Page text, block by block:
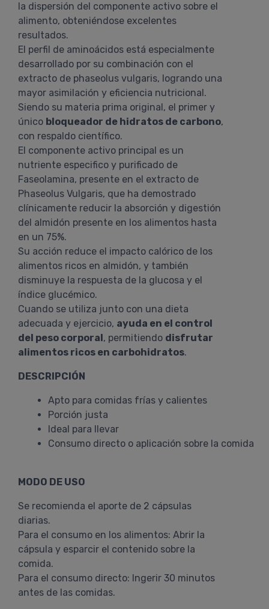
la dispersión del componente activo sobre el
alimento, obteniéndose excelentes
resultados.
El perfil de aminoácidos está especialmente
desarrollado por su combinación con el
extracto de phaseolus vulgaris, logrando una
mayor asimilación y eficiencia nutricional.
Siendo su materia prima original, el primer y
único bloqueador de hidratos de carbono,
con respaldo científico.
El componente activo principal es un
nutriente especifico y purificado de
Faseolamina, presente en el extracto de
Phaseolus Vulgaris, que ha demostrado
clínicamente reducir la absorción y digestión
del almidón presente en los alimentos hasta
en un 75%.
Su acción reduce el impacto calórico de los
alimentos ricos en almidón, y también
disminuye la respuesta de la glucosa y el
índice glucémico.
Cuando se utiliza junto con una dieta
adecuada y ejercicio, ayuda en el control
del peso corporal, permitiendo disfrutar
alimentos ricos en carbohidratos.
DESCRIPCIÓN
Apto para comidas frías y calientes
Porción justa
Ideal para llevar
Consumo directo o aplicación sobre la comida
MODO DE USO
Se recomienda el aporte de 2 cápsulas
diarias.
Para el consumo en los alimentos: Abrir la
cápsula y esparcir el contenido sobre la
comida.
Para el consumo directo: Ingerir 30 minutos
antes de las comidas.